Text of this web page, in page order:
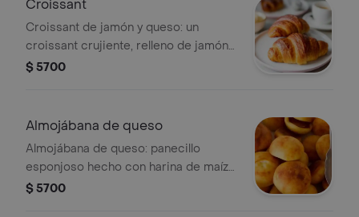
Croissant
Croissant de jamón y queso: un
croissant crujiente, relleno de jamón y
queso fundido . una combinación
hojaldrado, relleno de dulce bocadillo
y queso fundido . una delicia dulce y
salada que te encantará
$ 5700
Almojábana de queso
Almojábana de queso: panecillo
esponjoso hecho con harina de maíz y
queso, ideal para disfrutar en
$ 5700